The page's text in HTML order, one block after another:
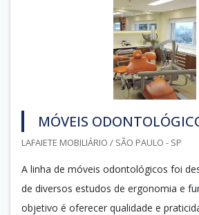
MÓVEIS
LAFAIETE MOBILIÁRIO / SÃO PAULO - SP
A linha de móveis odontológicos foi
de diversos estudos de ergonomia e
objetivo é oferecer qualidade e